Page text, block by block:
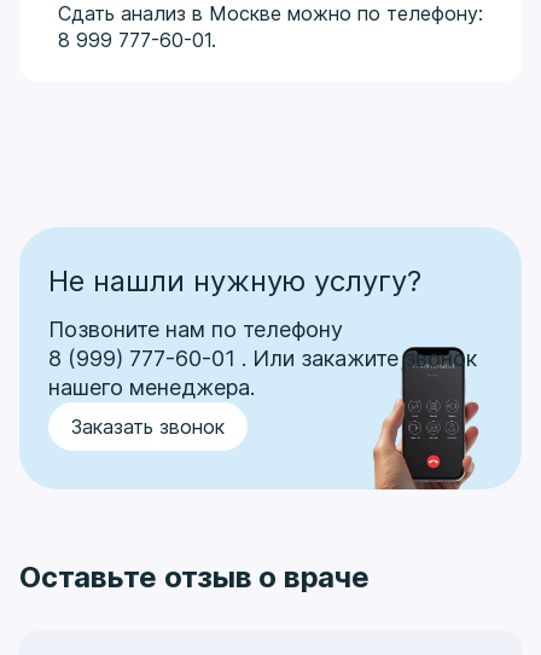
Сдать анализ в Москве можно по телефону:
8 999 777-60-01.
Заказать звонок
Не нашли нужную услугу?
Позвоните нам по телефону
8 (999) 777-60-01 . Или закажите звонок
нашего менеджера.
Оставьте отзыв о враче